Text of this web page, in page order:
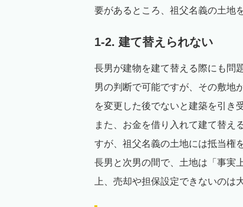
要があるところ、祖父名義の土地
1-2. 建て替えられない
長男が建物を建て替える際にも問
男の判断で可能ですが、その敷地
を変更した後でないと建築を引き
また、お金を借り入れて建て替え
すが、祖父名義の土地には抵当権
長男と次男の間で、土地は「事実
上、売却や担保設定できないのは